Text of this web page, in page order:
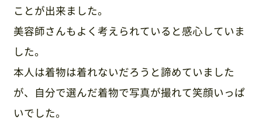
ことが出来ました。
美容師さんもよく考えられていると感心していま
した。
本人は着物は着れないだろうと諦めていました
が、自分で選んだ着物で写真が撮れて笑顔いっぱ
いでした。